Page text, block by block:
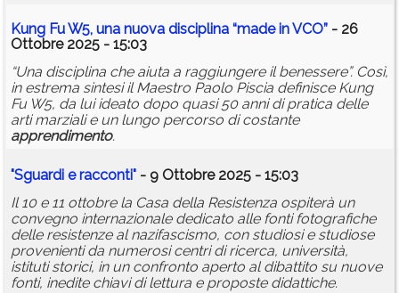
Kung Fu W5, una nuova disciplina “made in VCO” - 26
Ottobre 2025 - 15:03
“Una disciplina che aiuta a raggiungere il benessere”. Così,
in estrema sintesi il Maestro Paolo Piscia definisce Kung
Fu W5, da lui ideato dopo quasi 50 anni di pratica delle
arti marziali e un lungo percorso di costante
apprendimento.
"Sguardi e racconti" - 9 Ottobre 2025 - 15:03
Il 10 e 11 ottobre la Casa della Resistenza ospiterà un
convegno internazionale dedicato alle fonti fotografiche
delle resistenze al nazifascismo, con studiosi e studiose
provenienti da numerosi centri di ricerca, università,
istituti storici, in un confronto aperto al dibattito su nuove
fonti, inedite chiavi di lettura e proposte didattiche.